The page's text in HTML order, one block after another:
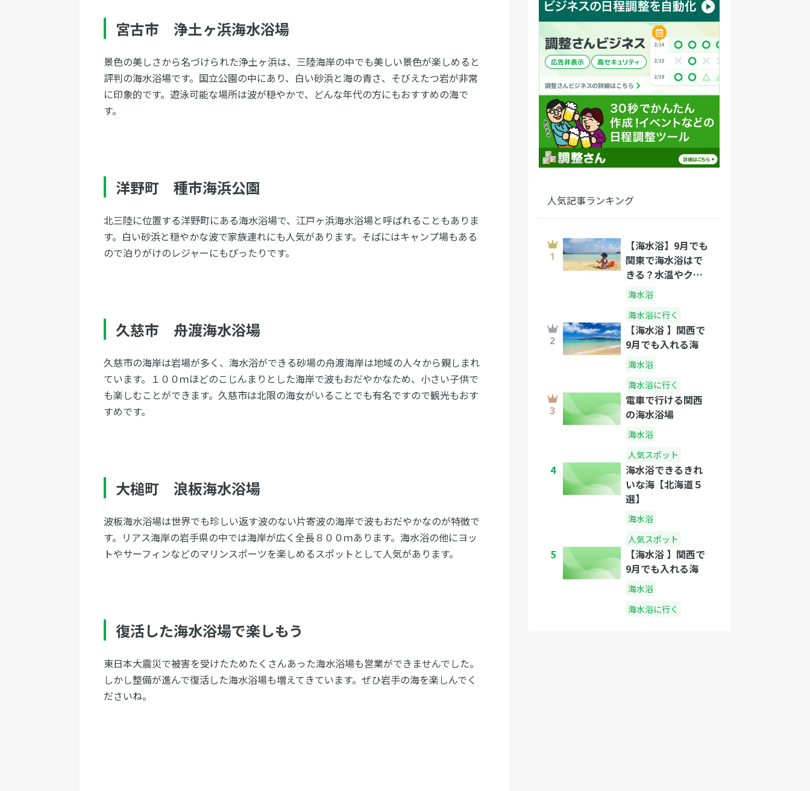
宮古市 浄土ヶ浜海水浴場
景色の美しさから名づけられた浄土ヶ浜は、三陸海岸の中でも美しい景色が楽しめると
評判の海水浴場です。国立公園の中にあり、白い砂浜と海の青さ、そびえたつ岩が非常
に印象的です。遊泳可能な場所は波が穏やかで、どんな年代の方にもおすすめの海で
す。
洋野町 種市海浜公園
北三陸に位置する洋野町にある海水浴場で、江戸ヶ浜海水浴場と呼ばれることもありま
す。白い砂浜と穏やかな波で家族連れにも人気があります。そばにはキャンプ場もある
ので泊りがけのレジャーにもぴったりです。
久慈市 舟渡海水浴場
久慈市の海岸は岩場が多く、海水浴ができる砂場の舟渡海岸は地域の人々から親しまれ
ています。１００ｍほどのこじんまりとした海岸で波もおだやかなため、小さい子供で
も楽しむことができます。久慈市は北限の海女がいることでも有名ですので観光もおす
すめです。
大槌町 浪板海水浴場
波板海水浴場は世界でも珍しい返す波のない片寄波の海岸で波もおだやかなのが特徴で
す。リアス海岸の岩手県の中では海岸が広く全長８００ｍあります。海水浴の他にヨッ
トやサーフィンなどのマリンスポーツを楽しめるスポットとして人気があります。
復活した海水浴場で楽しもう
東日本大震災で被害を受けたためたくさんあった海水浴場も営業ができませんでした。
しかし整備が進んで復活した海水浴場も増えてきています。ぜひ岩手の海を楽しんでく
ださいね。
人気記事ランキング
【海水浴】9月でも
関東で海水浴はで
きる？水温やクラ
ゲの出没と泳げる
関東の海水浴場
海水浴
海水浴に行く
【海水浴 】関西で
9月でも入れる海
海水浴
海水浴に行く
電車で行ける関西
の海水浴場
海水浴
人気スポット
4
海水浴できるきれ
いな海【北海道５
選】
海水浴
人気スポット
5
【海水浴 】関西で
9月でも入れる海
海水浴
海水浴に行く